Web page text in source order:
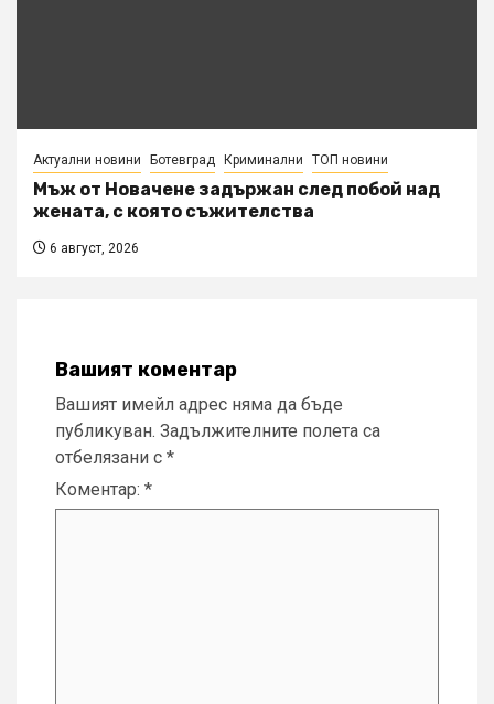
Актуални новини Ботевград Криминални ТОП новини
Мъж от Новачене задържан след побой над
жената, с която съжителства
6 август, 2026
Вашият коментар
Вашият имейл адрес няма да бъде
публикуван. Задължителните полета са
отбелязани с *
Коментар: *